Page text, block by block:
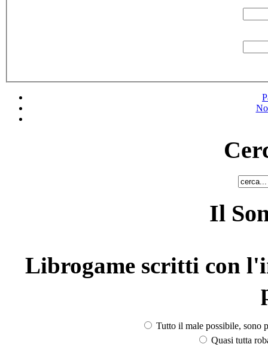
Il
Librogame scritti con
Tutto il male possibile, sono
Quasi tutta